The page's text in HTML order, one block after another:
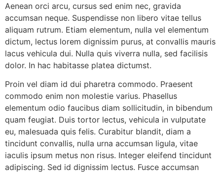
Aenean orci arcu, cursus sed enim nec, gravida
accumsan neque. Suspendisse non libero vitae tellus
aliquam rutrum. Etiam elementum, nulla vel elementum
dictum, lectus lorem dignissim purus, at convallis mauris
lacus vehicula dui. Nulla quis viverra nulla, sed facilisis
dolor. In hac habitasse platea dictumst.
Proin vel diam id dui pharetra commodo. Praesent
commodo enim non molestie varius. Phasellus
elementum odio faucibus diam sollicitudin, in bibendum
quam feugiat. Duis tortor lectus, vehicula in vulputate
eu, malesuada quis felis. Curabitur blandit, diam a
tincidunt convallis, nulla urna accumsan ligula, vitae
iaculis ipsum metus non risus. Integer eleifend tincidunt
adipiscing. Sed id dignissim lectus. Fusce accumsan